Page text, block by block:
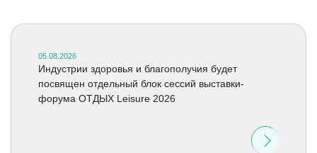
05.08.2026
Индустрии здоровья и благополучия будет
посвящен отдельный блок сессий выставки-
форума ОТДЫХ Leisure 2026